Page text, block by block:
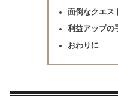
面倒なクエス
利益アップの
おわりに